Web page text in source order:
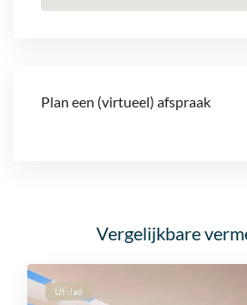
Plan een (virtueel) afspraak
Vergelijkbare
Utvlad